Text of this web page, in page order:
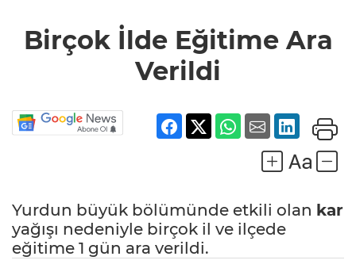
Ara
Verildi
Birçok İlde Eğitime Ara
Verildi
Yurdun büyük bölümünde etkili olan kar
yağışı nedeniyle birçok il ve ilçede
eğitime 1 gün ara verildi.